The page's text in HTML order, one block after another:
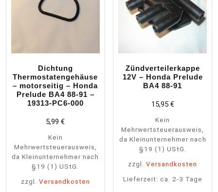
Dichtung
Thermostatengehäuse
– motorseitig – Honda
Prelude BA4 88-91 –
19313-PC6-000
5,99€
Kein
Mehrwertsteuerausweis,
da Kleinunternehmer nach
§19 (1) UStG.
zzgl. Versandkosten
Zündverteilerkappe
12V – Honda Prelude
BA4 88-91
15,95 €
Kein
Mehrwertsteuerausweis,
da Kleinunternehmer nach
§19 (1) UStG.
zzgl.Versandkosten
Lieferzeit: ca. 2-3 Tage